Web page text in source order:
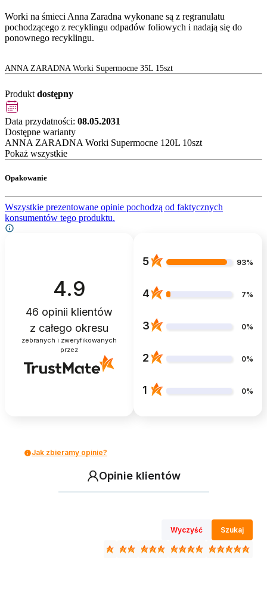
Worki na śmieci Anna Zaradna wykonane są z regranulatu
pochodzącego z recyklingu odpadów foliowych i nadają się do
ponownego recyklingu.
ANNA ZARADNA Worki Supermocne 35L 15szt
Produkt dostępny
Data przydatności: 08.05.2031
Dostępne warianty
ANNA ZARADNA Worki Supermocne 120L 10szt
Pokaż wszystkie
Opakowanie
Wszystkie prezentowane opinie pochodzą od faktycznych
konsumentów tego produktu.
4.9
46 opinii klientów
z całego okresu
zebranych i zweryfikowanych
przez
5 93%
4 7%
3 0%
2 0%
1 0%
Jak zbieramy opinie?
Opinie klientów
Wyczyść Szukaj